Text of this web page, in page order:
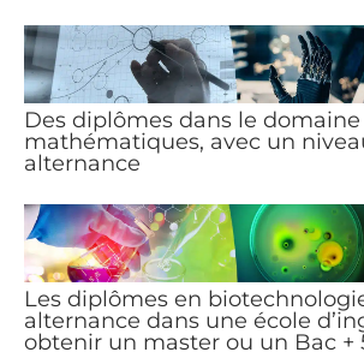
Des diplômes dans le
mathématiques, avec un
alternance
Les diplômes en
alternance dans une école
obtenir un master ou un Bac +